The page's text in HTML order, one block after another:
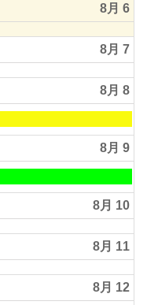
8月 6
8月 7
8月 8
8月 9
8月 10
8月 11
8月 12